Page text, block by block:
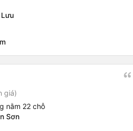
giá)
nằm 22 chỗ
Sơn